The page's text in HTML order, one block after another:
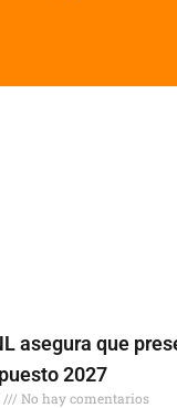
asegura que
2027
No hay comentarios